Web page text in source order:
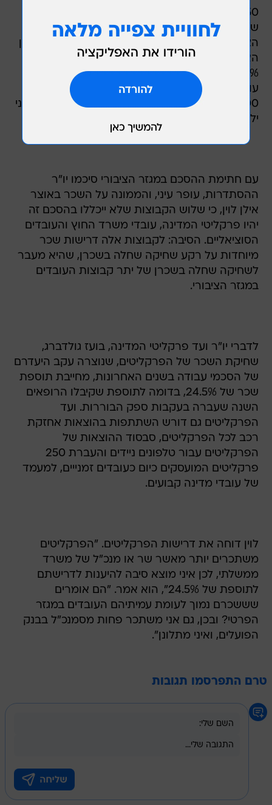
שהוחרגו מהסכם השכר האחרון לעובדי המגזר
הציבורי שהושג בתחילת נובמבר בין ההסתדרות לבין
האוצר. הסכם זה מבטיח בעיקרו תוספת שכר של
6.25% בפריסה ל-3.5 שנים, מענק חד פעמי לכל
עובד בסכום אחיד של 2,000 שקל ותוספת של
300-500 שקל בחודש לאשה עובדת שהיא אם לשני
ילדים עד גיל 5.
עם חתימת ההסכם במגזר הציבורי סיכמו יו"ר
ההסתדרות, עופר עיני, והממונה על השכר באוצר
אילן לוין, כי שלוש הקבוצות שלא ייכללו בהסכם זה
יהיו פרקליטי המדינה, עובדי משרד החוץ והעובדים
הסוציאליים. הסיבה: לקבוצות אלה דרישות שכר
מיוחדות על רקע שחיקה שחלה בשכרן, שהיא מעבר
לשחיקה שחלה בשכרן של יתר קבוצות העובדים
במגזר הציבורי.
לדברי יו"ר ועד פרקליטי המדינה, בועז גולדברג,
שחיקת השכר של הפרקליטים, שנוצרה עקב היעדרם
של הסכמי עבודה בשנים האחרונות, מחייבת תוספת
שכר של 24.5%, בדומה לתוספת שקיבלו הרופאים
השנה שעברה בעקבות ספק הבוררות. ועד
הפרקליטים גם דורש השתתפות בהוצאות אחזקת
רכב לכל הפרקליטים, סבסוד ההוצאות של
הפרקליטים עבור טלפונים ניידים והעברת 250
פרקליטים המועסקים כיום כעובדים זמנייים, למעמד
של עובדי מדינה קבועים.
לוין דוחה את דרישות הפרקליטים. "הפרקליטים
משתכרים יותר מאשר שר או מנכ"ל של משרד
ממשלתי, לכן איני מוצא סיבה להיענות לדרישתם
לתוספת של 24.5%", הוא אמר. "הם אומרים
שששכרם נמוך לעומת עמיתיהם העובדים במגזר
הפרטי? ובכן, גם אני משתכר פחות מסמנכ"ל בבנק
הפועלים, ואיני מתלונן".
טרם התפרסמו תגובות